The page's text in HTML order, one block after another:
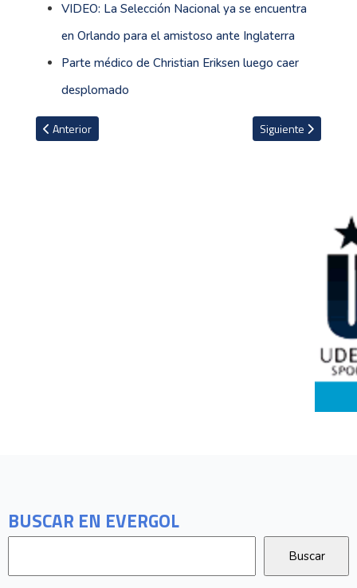
BUSCAR EN EVERGOL
VIDEO: La Selección Nacional ya se encuentra
en Orlando para el amistoso ante Inglaterra
Parte médico de Christian Eriksen luego caer
desplomado
Artículo anterior: VIDEO: Ecuador cerró su preparación con
Anterior Artículo siguiente:
Siguiente